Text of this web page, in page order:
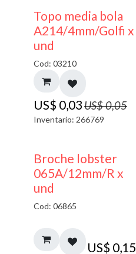
40% DESCUENTO
Topo media bola
A214/4mm/Golfi x
und
Cod: 03210
US$ 0,03US$0,05
Inventario: 266769
Broche lobster
065A/12mm/R x
und
Cod: 06865
US$ 0,15